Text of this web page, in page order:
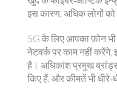
इस कारण, अधिक लोगों को
5G के लिए आपका फ़ोन भी
नेटवर्क पर काम नहीं करेंगे,
है। अधिकांश प्रमुख
किए हैं, और कीमतें भी